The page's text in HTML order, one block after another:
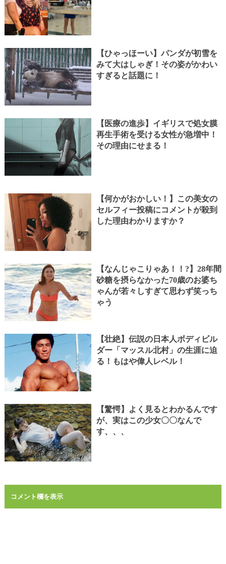
【ひゃっほーい】パンダが初雪を
みて大はしゃぎ！その姿がかわい
すぎると話題に！
【医療の進歩】イギリスで処女膜
再生手術を受ける女性が急増中！
その理由にせまる！
【何かがおかしい！】この美女の
セルフィー投稿にコメントが殺到
した理由わかりますか？
【なんじゃこりゃあ！！?】28年間
砂糖を摂らなかった70歳のお婆ち
ゃんが若々しすぎて思わず笑っち
ゃう
【壮絶】伝説の日本人ボディビル
ダー「マッスル北村」の生涯に迫
る！もはや偉人レベル！
【驚愕】よく見るとわかるんです
が、実はこの少女〇〇なんで
す、、、
コメント欄を表示